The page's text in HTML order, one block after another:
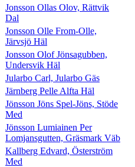
Jonsson Ollas Olov, Rättvik
Dal
Jonsson Olle From-Olle,
Järvsjö Häl
Jonsson Olof Jönsagubben,
Undersvik Häl
Jularbo Carl, Jularbo Gäs
Järnberg Pelle Alfta Häl
Jönsson Jöns Spel-Jöns, Stöde
Med
Jönsson Lumiainen Per
Lomjansgutten, Gräsmark Väb
Kallberg Edvard, Österström
Med